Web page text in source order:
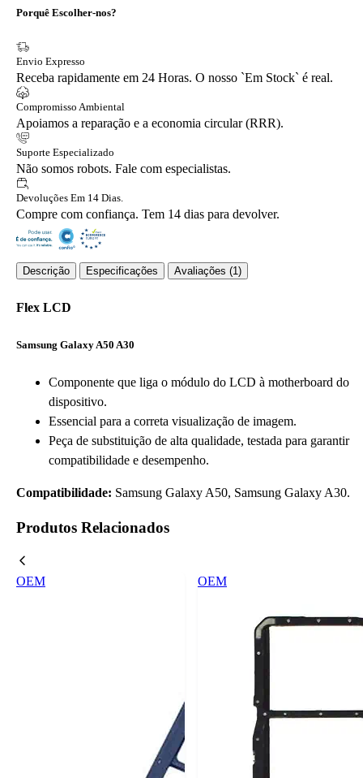
Porquê Escolher-nos?
Envio Expresso
Receba rapidamente em 24 Horas. O nosso `Em Stock` é real.
Compromisso Ambiental
Apoiamos a reparação e a economia circular (RRR).
Suporte Especializado
Não somos robots. Fale com especialistas.
Devoluções Em 14 Dias.
Compre com confiança. Tem 14 dias para devolver.
Descrição Especificações Avaliações (1)
Flex LCD
Samsung Galaxy A50 A30
Componente que liga o módulo do LCD à motherboard do
dispositivo.
Essencial para a correta visualização de imagem.
Peça de substituição de alta qualidade, testada para garantir
compatibilidade e desempenho.
Compatibilidade: Samsung Galaxy A50, Samsung Galaxy A30.
Produtos Relacionados
OEM OEM